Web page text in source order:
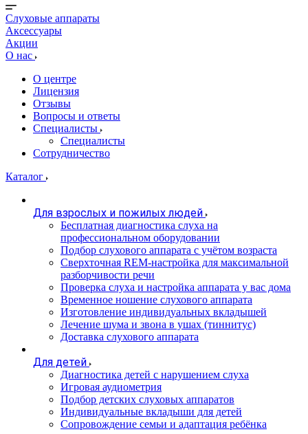
Слуховые аппараты
Аксессуары
Акции
О нас
О центре
Лицензия
Отзывы
Вопросы и ответы
Специалисты
Специалисты
Сотрудничество
Каталог
Для взрослых и пожилых людей
Бесплатная диагностика слуха на
профессиональном оборудовании
Подбор слухового аппарата с учётом возраста
Сверхточная REM-настройка для максимальной
разборчивости речи
Проверка слуха и настройка аппарата у вас дома
Временное ношение слухового аппарата
Изготовление индивидуальных вкладышей
Лечение шума и звона в ушах (тиннитус)
Доставка слухового аппарата
Для детей
Диагностика детей с нарушением слуха
Игровая аудиометрия
Подбор детских слуховых аппаратов
Индивидуальные вкладыши для детей
Сопровождение семьи и адаптация ребёнка